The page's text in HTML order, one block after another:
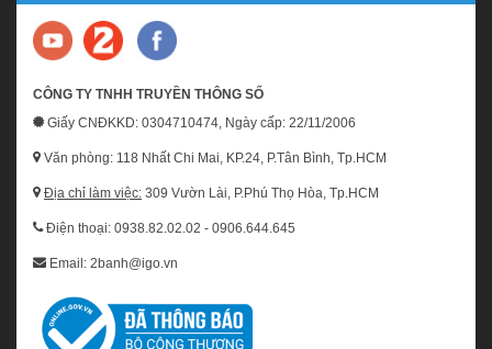
CÔNG TY TNHH TRUYỀN THÔNG SỐ
Giấy CNĐKKD: 0304710474, Ngày cấp: 22/11/2006
Văn phòng: 118 Nhất Chi Mai, KP.24, P.Tân Bình, Tp.HCM
Địa chỉ làm việc: 309 Vườn Lài, P.Phú Thọ Hòa, Tp.HCM
Điện thoại: 0938.82.02.02 - 0906.644.645
Email: 2banh@igo.vn